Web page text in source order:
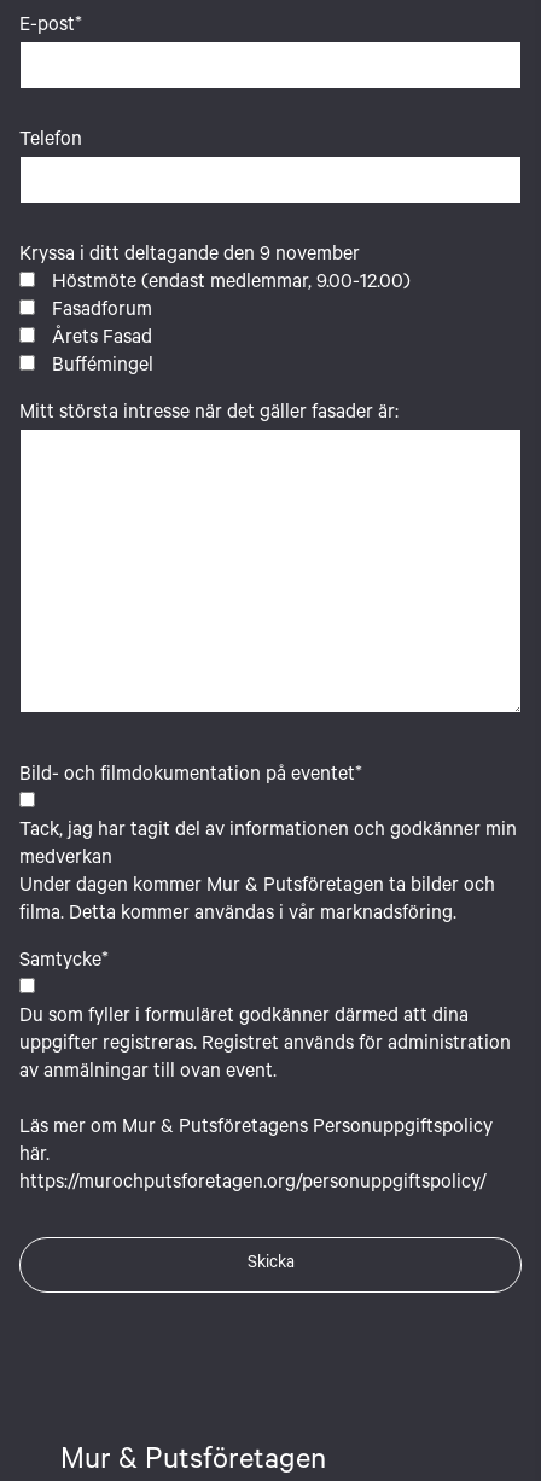
E-post*
Telefon
Kryssa i ditt deltagande den 9 november
Höstmöte (endast medlemmar, 9.00-12.00)
Fasadforum
Årets Fasad
Buffémingel
Mitt största intresse när det gäller fasader är:
Bild- och filmdokumentation på eventet*
Tack, jag har tagit del av informationen och godkänner min
medverkan
Under dagen kommer Mur & Putsföretagen ta bilder och
filma. Detta kommer användas i vår marknadsföring.
Samtycke*
Du som fyller i formuläret godkänner därmed att dina
uppgifter registreras. Registret används för administration
av anmälningar till ovan event.
Läs mer om Mur & Putsföretagens Personuppgiftspolicy
här.
https://murochputsforetagen.org/personuppgiftspolicy/
Mur & Putsföretagen